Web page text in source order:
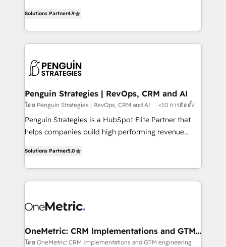
development, and project management. We have
100% US-based, FTE team members. We offer
migrations from other platforms, systems
integration, extensibility, custom development, and
entreprises qui auront réussi leur transformation. Le
problème ? 58% des dirigeants savent que l'IA est
vitale pour leur survie. Mais 57% n'ont aucune
données. C'est le paradoxe français : conscience
Augmentée. Ce n'est pas une entreprise qui utilise
l'IA. C'est une organisation qui a réussi la symbiose
entre l'expertise humaine et l'intelligence artificielle.
Pas pour remplacer l'humain, mais pour l'augmenter.
transformation. D'abord les fondations : des
données unifiées, des processus alignés. Ensuite
vraie performance vient de l'intérieur. Act Inside.
Stand Out.
Solutions Partner4.9
Penguin Strategies | RevOps, CRM and AI
โดย Penguin Strategies | RevOps, CRM and AI <10 การติดตั้ง
Penguin Strategies is a HubSpot Elite Partner that
helps companies build high performing revenue
system environments and global SaaS or
manufacturing teams. Trusted by leading enterprises
and fast growing scale ups including Sony, Rapyd,
Design Automation and Uptive. 📊 RevOps & data
integrations 🤖 AI workflows & enrichment 📘 Team
enablement & company-wide adoption We create
Solutions Partner5.0
OneMetric: CRM Implementations and GTM
engineering
โดย OneMetric: CRM Implementations and GTM engineering